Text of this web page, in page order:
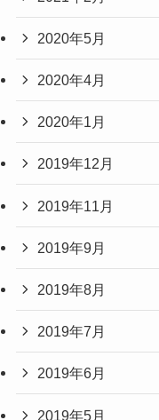
2020年5月
2020年4月
2020年1月
2019年12月
2019年11月
2019年9月
2019年8月
2019年7月
2019年6月
2019年5月